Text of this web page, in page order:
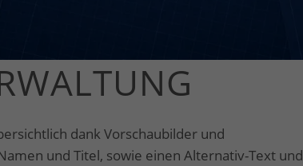
dank Vorschaubilder und
und Titel, sowie einen Alternativ-Text und